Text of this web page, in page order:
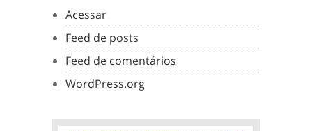
Acessar
Feed de posts
Feed de comentários
WordPress.org